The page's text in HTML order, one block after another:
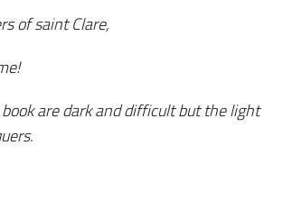
of saint Clare,
are dark and difficult but the light